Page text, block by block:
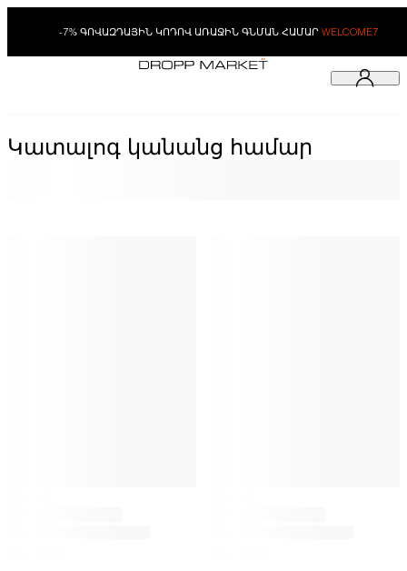
-7% ԳՈՎԱԶԴԱՅԻՆ ԿՈԴՈՎ ԱՌԱՋԻՆ ԳՆՄԱՆ ՀԱՄԱՐ WELCOME7
Կատալոգ կանանց համար